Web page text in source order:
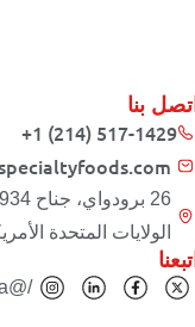
اتصل بنا
+1 (214) 517-1429
26 برودواي، جناح 934، نيويورك 10004
الولايات المتحدة
اتبعنا
/@asfcousa